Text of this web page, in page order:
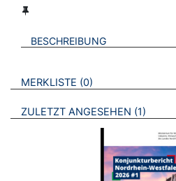
BESCHREIBUNG
VERWEISE AUF VERMERKTE-
MERKLISTE 0 BROSCHÜREN
ZULETZT ANGESEHEN 1